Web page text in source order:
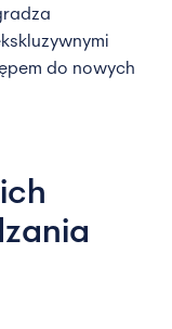
do nowych